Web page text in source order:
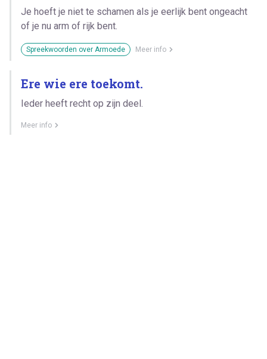
Je hoeft je niet te schamen als je eerlijk bent ongeacht
of je nu arm of rijk bent.
Spreekwoorden over Armoede Meer info
Ere wie ere toekomt.
Ieder heeft recht op zijn deel.
Meer info